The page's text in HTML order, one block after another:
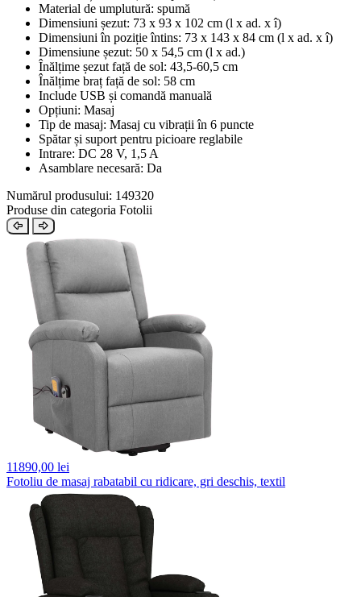
Material de umplutură: spumă
Dimensiuni șezut: 73 x 93 x 102 cm (l x ad. x î)
Dimensiuni în poziție întins: 73 x 143 x 84 cm (l x ad. x î)
Dimensiune șezut: 50 x 54,5 cm (l x ad.)
Înălțime șezut față de sol: 43,5-60,5 cm
Înălțime braț față de sol: 58 cm
Include USB și comandă manuală
Opțiuni: Masaj
Tip de masaj: Masaj cu vibrații în 6 puncte
Spătar și suport pentru picioare reglabile
Intrare: DC 28 V, 1,5 A
Asamblare necesară: Da
Numărul produsului: 149320
Produse din categoria Fotolii
11890,00 lei
Fotoliu de masaj rabatabil cu ridicare, gri deschis, textil